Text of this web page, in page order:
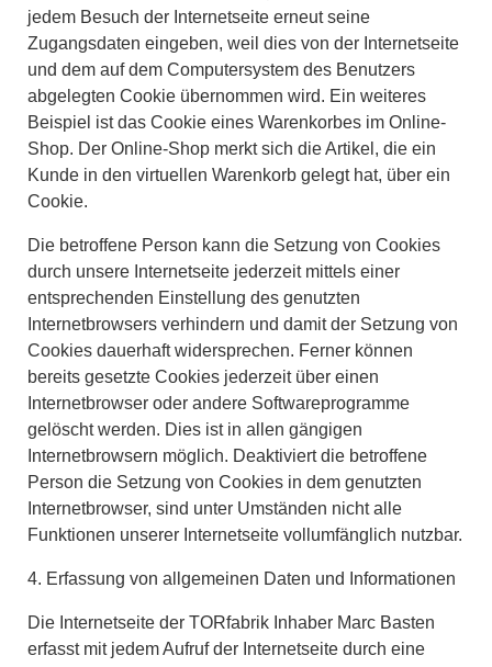
jedem Besuch der Internetseite erneut seine
Zugangsdaten eingeben, weil dies von der Internetseite
und dem auf dem Computersystem des Benutzers
abgelegten Cookie übernommen wird. Ein weiteres
Beispiel ist das Cookie eines Warenkorbes im Online-
Shop. Der Online-Shop merkt sich die Artikel, die ein
Kunde in den virtuellen Warenkorb gelegt hat, über ein
Cookie.
Die betroffene Person kann die Setzung von Cookies
durch unsere Internetseite jederzeit mittels einer
entsprechenden Einstellung des genutzten
Internetbrowsers verhindern und damit der Setzung von
Cookies dauerhaft widersprechen. Ferner können
bereits gesetzte Cookies jederzeit über einen
Internetbrowser oder andere Softwareprogramme
gelöscht werden. Dies ist in allen gängigen
Internetbrowsern möglich. Deaktiviert die betroffene
Person die Setzung von Cookies in dem genutzten
Internetbrowser, sind unter Umständen nicht alle
Funktionen unserer Internetseite vollumfänglich nutzbar.
4. Erfassung von allgemeinen Daten und Informationen
Die Internetseite der TORfabrik Inhaber Marc Basten
erfasst mit jedem Aufruf der Internetseite durch eine